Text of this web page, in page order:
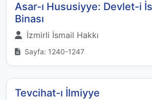
Asar-ı Hususiyye: Devlet-i
Binası
İzmirli İsmail Hakkı
Sayfa: 1240-1247
Tevcihat-ı İlmiyye